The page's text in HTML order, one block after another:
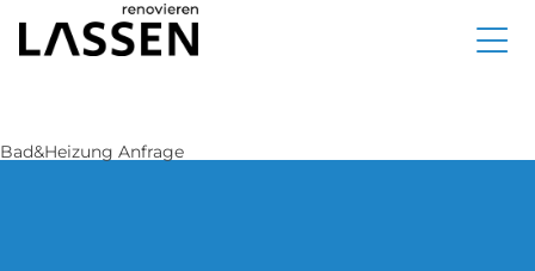
Bad&Heizung Anfrage